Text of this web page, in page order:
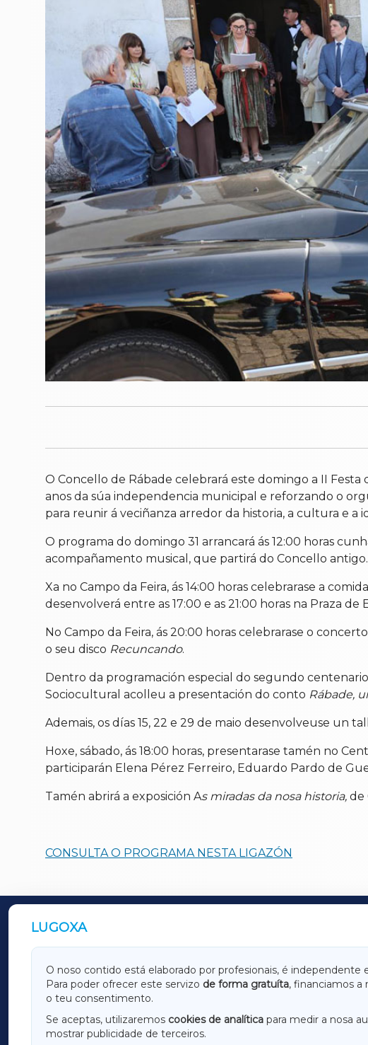
O Concello de Rábade celebrará este domingo a II
anos da súa independencia municipal e reforzando o
para reunir á veciñanza arredor da historia, a cultura e a
O programa do domingo 31 arrancará ás 12:00 horas
acompañamento musical, que partirá do Concello antigo.
Xa no Campo da Feira, ás 14:00 horas celebrarase a
desenvolverá entre as 17:00 e as 21:00 horas na Praza de
No Campo da Feira, ás 20:00 horas celebrarase o
o seu disco Recuncando.
Dentro da programación especial do segundo
Sociocultural acolleu a presentación do conto Rábade,
Ademais, os días 15, 22 e 29 de maio desenvolveuse un
Hoxe, sábado, ás 18:00 horas, presentarase tamén no
participarán Elena Pérez Ferreiro, Eduardo Pardo de
Tamén abrirá a exposición As miradas da nosa historia, de
CONSULTA O PROGRAMA NESTA LIGAZÓN
LUGOXA
O noso contido está elaborado por profesionais, é
Para poder ofrecer este servizo de forma gratuíta, financiamos a
o teu consentimento.
Se aceptas, utilizaremos cookies de analítica para medir a nosa
mostrar publicidade de terceiros.
OUTROS PERIÓDICOS
GALICIAXA LUGOXA
AMARIÑAXA
RIBEIRASACRAXA
OURENSEXA